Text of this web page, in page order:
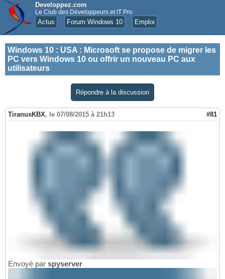
Developpez.com
Le Club des Développeurs et IT Pro
Actus Forum Windows 10 Emploi
Windows 10 : USA : Microsoft se propose de migrer les
PC vers Windows 10 ou offrir un nouveau PC aux
utilisateurs
Répondre à la discussion
TiranusKBX, le 07/08/2015 à 21h13 #81
Envoyé par spyserver